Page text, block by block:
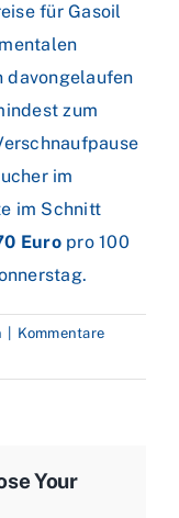
für Gasoil
davongelaufen
zum
im
im Schnitt
Europro 100
Kommentare
Your